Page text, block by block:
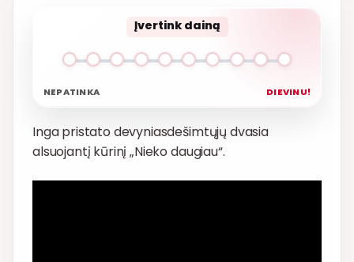
Įvertink dainą
NEPATINKA DIEVINU!
Inga pristato devyniasdešimtųjų dvasia
alsuojantį kūrinį „Nieko daugiau“.